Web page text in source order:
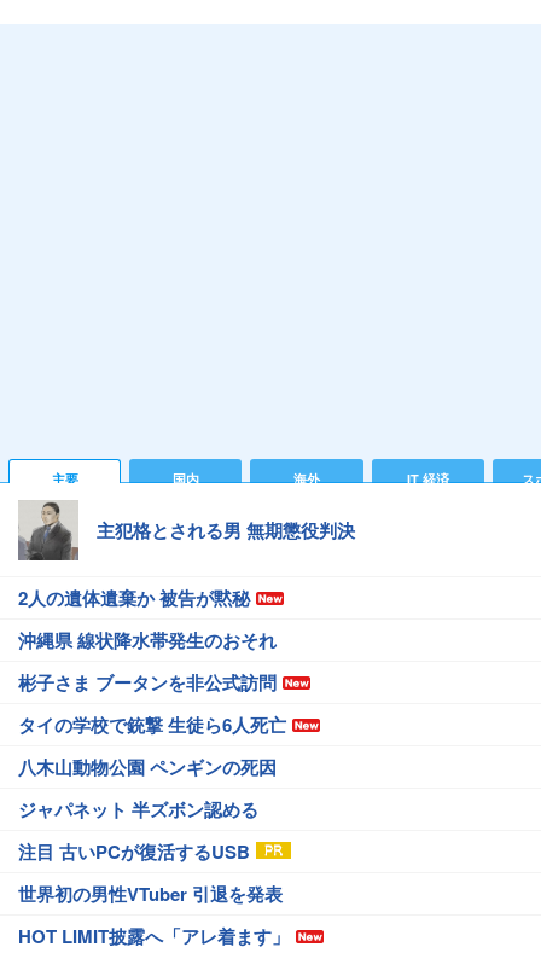
主要 国内 海外 IT 経済 ス
主犯格とされる男 無期懲役判決
2人の遺体遺棄か 被告が黙秘
沖縄県 線状降水帯発生のおそれ
彬子さま ブータンを非公式訪問
タイの学校で銃撃 生徒ら6人死亡
八木山動物公園 ペンギンの死因
ジャパネット 半ズボン認める
注目 古いPCが復活するUSB
世界初の男性VTuber 引退を発表
HOT LIMIT披露へ「アレ着ます」